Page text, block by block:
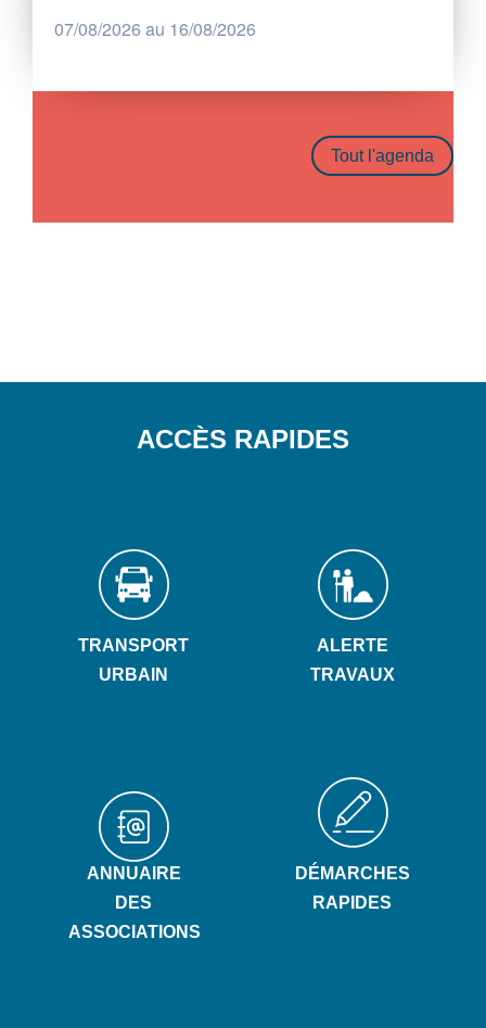
07/08/2026 au 16/08/2026
Tout l'agenda
ACCÈS RAPIDES
TRANSPORT
URBAIN
ALERTE
TRAVAUX
ANNUAIRE
DES
ASSOCIATIONS
DÉMARCHES
RAPIDES